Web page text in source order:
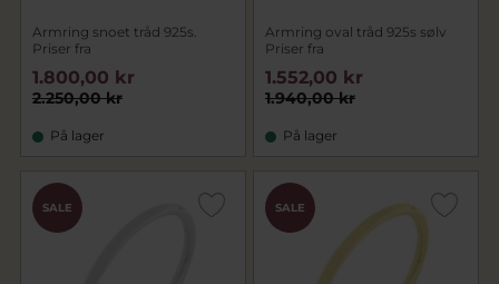
Armring snoet tråd 925s.
Priser fra
2.250,00 kr
1.800,00 kr
På lager
Armring oval tråd 925s sølv
Priser fra
1.940,00 kr
1.552,00 kr
På lager
SALE SALE